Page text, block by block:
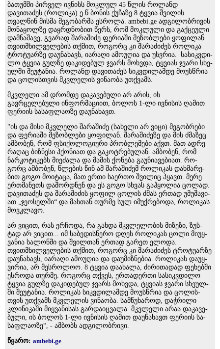
ბათუმში პირველ ივნისს მოკლულ 45 წლის როლანდ
დავითაძეს (როლიკა) ე.წ ბო­ნის ქუ­ჩა­ზე 8 ტყვია შვილის
თვალწინ მისმა მეგობარმა ესროლა. ambebi.ge ადგილობრივის
მონაყოლზე დაყრდნობით წერს, რომ მოკლული და გაქცეული
დამნაშავე, გვარად შარაშიძე ფე­რი­ა­ში მე­ზობ­ლე­ბი ყო­ფი­ლან.
თვითმხილ­ვე­ლე­ბის თქმით, რო­გორც კი შა­რა­ძი­ძეს როლიკა
ტრო­ტუ­არ­ზე და­უ­ნა­ხავს, ია­რა­ღი ამო­უ­ღია და უსვრია. სა­სიკ­ვდი­
ლო ტყვია გულ­ზე და­კი­დე­ბულ ჯვარს მოხ­ვდა, ტყვი­ას ჯვა­რი სხე­
ულ­ში შე­უ­ტა­ნია. როლანდ დავითაძეს სიკ­ვდი­ლამ­დე მო­უს­წრია
და ცო­ლის­თვის მკვლე­ლის ვი­ნა­ო­ბა უთ­ქვამს.
მკვლე­ლი ამ დრომდე და­კა­ვე­ბუ­ლი არ არის, ის
გავრცელებული ინფორმაციით, ბო­ლოს 1-ლი ივ­ნი­სის ღა­მით
ფე­რი­ის სა­საფ­ლა­ო­ზე დაუნახავთ.
"ის და მისი მკვლე­ლი შა­რა­ში­ძე (სა­ხე­ლი არ ვიცი) მე­გობ­რე­ბი
და ფე­რი­ა­ში მე­ზობ­ლე­ბი ყო­ფი­ლან. შა­რა­ში­ძე­ზე და მის ძმა­ზეც
ამ­ბო­ბენ, რომ ფსი­ქო­ლო­გი­უ­რი პრობ­ლე­მე­ბი აქვთ. მათ ადრე
რა­ღაც ბიზ­ნე­სი ჰქო­ნი­ათ და გა­კოტ­რე­ბუ­ლან. ამ­ბო­ბენ, რომ
ნარ­კო­ტი­კებს მი­ე­ძა­ლა და მა­მის ქო­ნე­ბა გა­უ­ნი­ა­ვე­ბი­ათ. რო­
გორც ამ­ბო­ბენ, წლე­ბის წინ ამ შა­რა­ში­ძემ რო­ლი­კას დახ­მა­რე­
ბით გოგო მო­ი­ტა­ცა, მათ ერთი სა­ერ­თო შვი­ლიც ჰყავთ. მერე
ერ­თმა­ნეთს და­შორ­დნენ და ეს გოგო სხვას გაჰ­ყო­ლია ცო­ლად.
და­ვი­თა­ძეს და შა­რა­ში­ძის ყო­ფილ ცო­ლის ძმას ერ­თად უმუ­შა­ვი­
ათ „ჯე­ო­სელ­ში“ და მას­თან თურ­მე სულ იმუქ­რე­ბო­და, რო­ლი­კას
მოვ­კლა­ვო.
არ ვი­ცით, რას ერ­ჩო­და, რა გახ­და მკვლე­ლო­ბის მი­ზე­ზი, ზუს­
ტად არ ვი­ცით... იმ სა­ბე­დის­წე­რო დღეს რო­ლი­კას ცოლი მი­უყ­
ვა­ნია სა­ლონ­ში და შვილ­თან ერ­თად გა­რეთ ელო­და.
თვითმხილ­ვე­ლე­ბის თქმით, რო­გორც კი შა­რა­ძი­ძეს ტრო­ტუ­არ­ზე
და­უ­ნა­ხავს, ია­რა­ღი ამო­უ­ღია და და­უ­მიზ­ნე­ბია. რო­ლი­კას და­უყ­
ვი­რია, არ მეს­რო­ლოო. 8 ტყვია და­ა­ხა­ლა, ძი­რი­თა­დად ფე­ხებ­ში
ეს­რო­და თურ­მე. რო­გორც თქვეს, ერ­თა­დერ­თი სა­სიკ­ვდი­ლო
ტყვია გულ­ზე და­კი­დე­ბულ ჯვარს მოხ­ვდა, ტყვი­ას ჯვა­რი სხე­ულ­
ში შე­უ­ტა­ნია. რო­ლი­კას სიკ­ვდი­ლამ­დე მო­უს­წრია და ცო­ლის­
თვის უთ­ქვამს მკვლე­ლის ვი­ნა­ო­ბა. სამ­წუ­ხა­როდ, დაჭ­რი­ლი
კლი­ნი­კა­ში მიყ­ვა­ნი­სას გარ­და­იც­ვა­ლა. მკვლე­ლი არაა და­კა­ვე­
ბუ­ლი, ის ბო­ლოს 1-ლი ივ­ნი­სის ღა­მით და­უ­ნა­ხავთ ფე­რი­ის სა­
საფ­ლა­ო­ზე“, - ამბობს ადგილობრივი.
წყარო: ambebi.ge